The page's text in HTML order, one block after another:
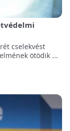
cselekvést
ötödik ...